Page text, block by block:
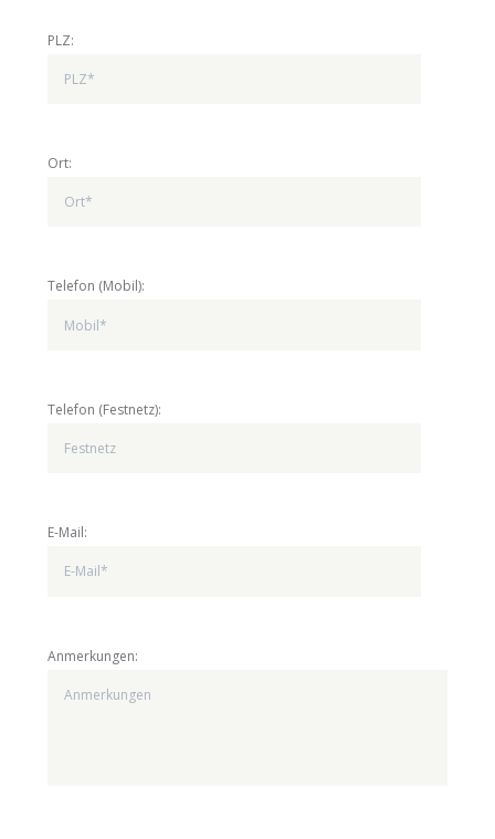
PLZ:
Ort:
Telefon (Mobil):
Telefon (Festnetz):
E-Mail:
Anmerkungen: